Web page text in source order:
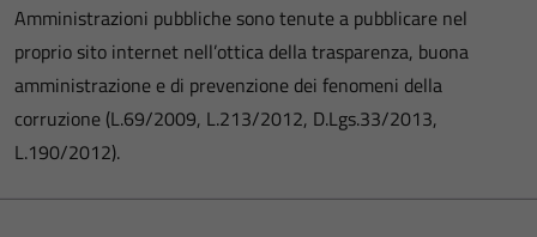
Amministrazioni pubbliche sono tenute a pubblicare nel
proprio sito internet nell’ottica della trasparenza, buona
amministrazione e di prevenzione dei fenomeni della
corruzione (L.69/2009, L.213/2012, D.Lgs.33/2013,
L.190/2012).